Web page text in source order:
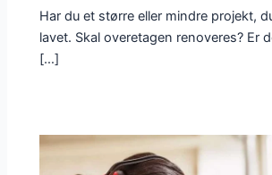
Har du et større eller mindre projekt,
lavet. Skal overetagen renoveres? Er
[…]